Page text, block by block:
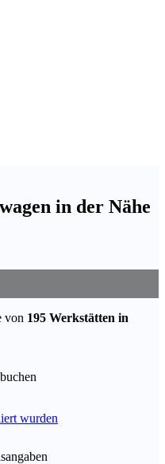
in der Nähe
von 195 Werkstätten in
buchen
wurden